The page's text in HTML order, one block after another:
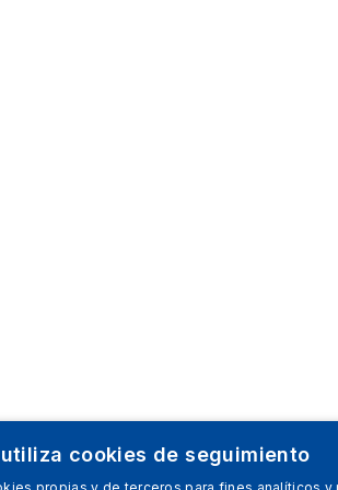
cookies de seguimiento